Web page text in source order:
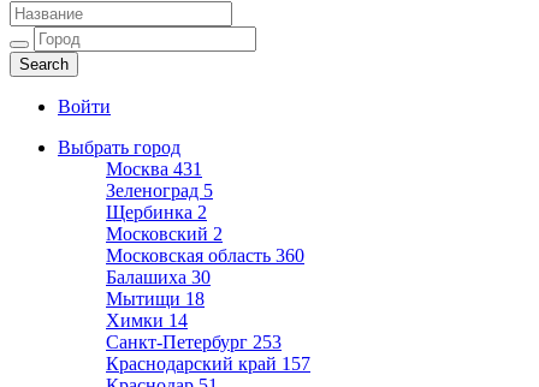
Поликлиники
Взрослые поликлиники города и района
Войти
Выбрать город
Москва 431
Зеленоград 5
Щербинка 2
Московский 2
Московская область 360
Балашиха 30
Мытищи 18
Химки 14
Санкт-Петербург 253
Краснодарский край 157